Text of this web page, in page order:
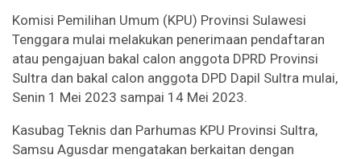
Komisi Pemilihan Umum (KPU) Provinsi Sulawesi
Tenggara mulai melakukan penerimaan pendaftaran
atau pengajuan bakal calon anggota DPRD Provinsi
Sultra dan bakal calon anggota DPD Dapil Sultra mulai,
Senin 1 Mei 2023 sampai 14 Mei 2023.
Kasubag Teknis dan Parhumas KPU Provinsi Sultra,
Samsu Agusdar mengatakan berkaitan dengan